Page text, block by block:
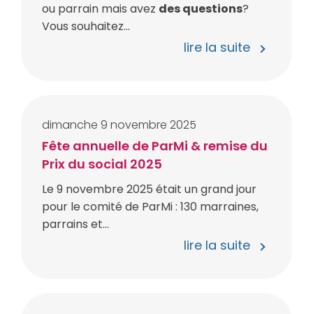
ou parrain mais avez des questions?
Vous souhaitez...
lire la suite
dimanche 9 novembre 2025
Fête annuelle de ParMi & remise du
Prix du social 2025
Le 9 novembre 2025 était un grand jour
pour le comité de ParMi : 130 marraines,
parrains et...
lire la suite